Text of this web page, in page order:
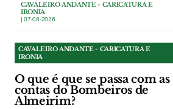
CAVALEIRO ANDANTE - CARICATURA E
IRONIA
| 07-08-2026
CAVALEIRO ANDANTE - CARICATURA E
IRONIA
O que é que se passa com as
contas do Bombeiros de
Almeirim?